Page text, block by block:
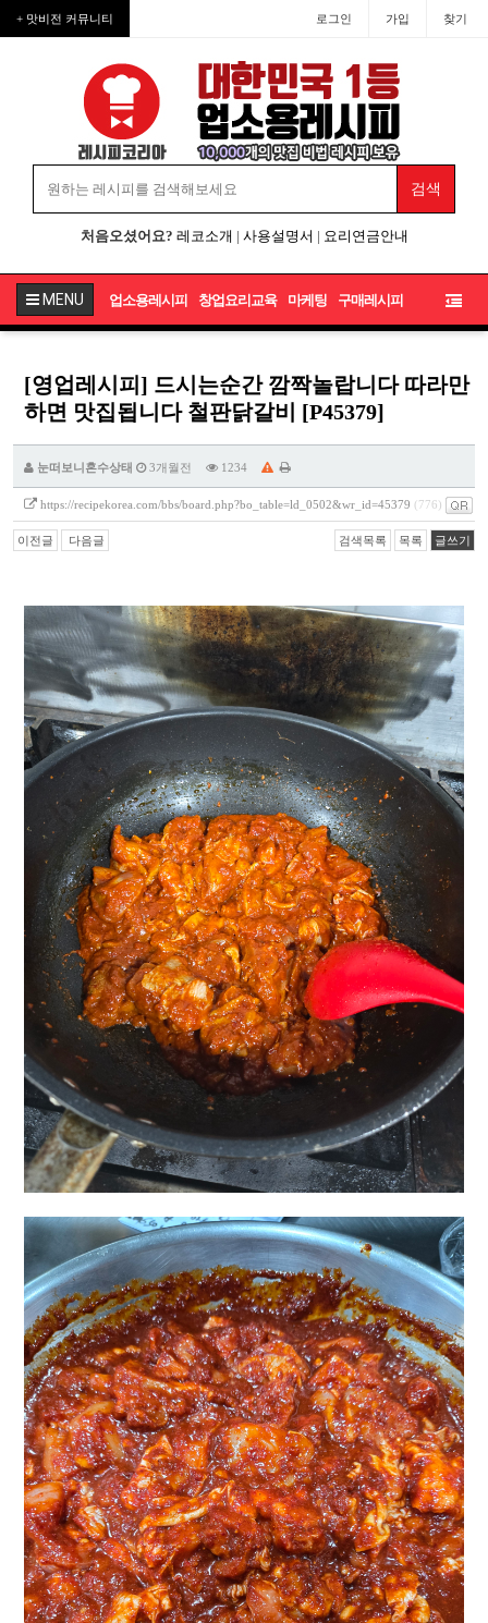
+ 맛비전 커뮤니티 로그인 가입 찾기
처음오셨어요? 레코소개 | 사용설명서 | 요리연금안내
MENU 업소용레시피 창업요리교육 마케팅 구매레시피
[영업레시피] 드시는순간 깜짝놀랍니다 따라만
하면 맛집됩니다 철판닭갈비 [P45379]
눈떠보니혼수상태 3개월전 1234
https://recipekorea.com/bbs/board.php?bo_table=ld_0502&wr_id=45379 (776)
이전글 다음글 검색목록 목록 글쓰기